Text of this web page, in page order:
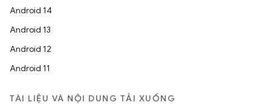
Android 14
Android 13
Android 12
Android 11
TÀI LIỆU VÀ NỘI DUNG TẢI XUỐNG